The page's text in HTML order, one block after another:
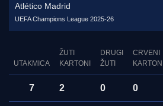
Atlético Madrid
UEFA Champions League 2025-26
UTAKMICA
ŽUTI
KARTONI
DRUGI
ŽUTI
CRVENI
KARTON
7 2 0 0